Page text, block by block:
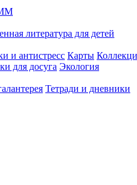
литература для детей
и антистресс Карты
для досуга Экология
Тетради и дневники